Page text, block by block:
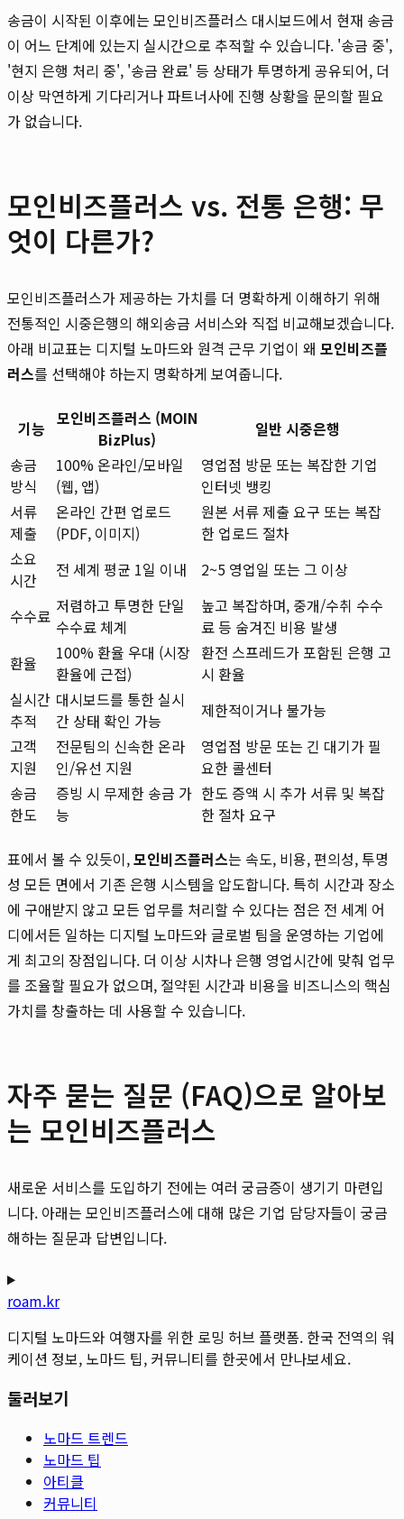
송금이 시작된 이후에는 모인비즈플러스 대시보드에서 현재 송금
이 어느 단계에 있는지 실시간으로 추적할 수 있습니다. '송금 중',
'현지 은행 처리 중', '송금 완료' 등 상태가 투명하게 공유되어, 더
이상 막연하게 기다리거나 파트너사에 진행 상황을 문의할 필요
가 없습니다.
모인비즈플러스 vs. 전통 은행: 무
엇이 다른가?
모인비즈플러스가 제공하는 가치를 더 명확하게 이해하기 위해
전통적인 시중은행의 해외송금 서비스와 직접 비교해보겠습니다.
아래 비교표는 디지털 노마드와 원격 근무 기업이 왜 모인비즈플
러스를 선택해야 하는지 명확하게 보여줍니다.
기능 모인비즈플러스 (MOIN
BizPlus)
일반 시중은행
송금
방식
100% 온라인/모바일
(웹, 앱)
영업점 방문 또는 복잡한 기업
인터넷 뱅킹
서류
제출
온라인 간편 업로드
(PDF, 이미지)
원본 서류 제출 요구 또는 복잡
한 업로드 절차
소요
시간
전 세계 평균 1일 이내 2~5 영업일 또는 그 이상
수수료 저렴하고 투명한 단일
수수료 체계
높고 복잡하며, 중개/수취 수수
료 등 숨겨진 비용 발생
환율
100% 환율 우대 (시장
환율에 근접)
환전 스프레드가 포함된 은행 고
시 환율
실시간
추적
대시보드를 통한 실시
간 상태 확인 가능
제한적이거나 불가능
고객
지원
전문팀의 신속한 온라
인/유선 지원
영업점 방문 또는 긴 대기가 필
요한 콜센터
송금
한도
증빙 시 무제한 송금 가
능
한도 증액 시 추가 서류 및 복잡
한 절차 요구
표에서 볼 수 있듯이,모인비즈플러스는 속도, 비용, 편의성, 투명
성 모든 면에서 기존 은행 시스템을 압도합니다. 특히 시간과 장소
에 구애받지 않고 모든 업무를 처리할 수 있다는 점은 전 세계 어
디에서든 일하는 디지털 노마드와 글로벌 팀을 운영하는 기업에
게 최고의 장점입니다. 더 이상 시차나 은행 영업시간에 맞춰 업무
를 조율할 필요가 없으며, 절약된 시간과 비용을 비즈니스의 핵심
가치를 창출하는 데 사용할 수 있습니다.
자주 묻는 질문 (FAQ)으로 알아보
는 모인비즈플러스
새로운 서비스를 도입하기 전에는 여러 궁금증이 생기기 마련입
니다. 아래는 모인비즈플러스에 대해 많은 기업 담당자들이 궁금
해하는 질문과 답변입니다.
roam.kr
디지털 노마드와 여행자를 위한 로밍 허브 플랫폼. 한국 전역의 워
케이션 정보, 노마드 팁, 커뮤니티를 한곳에서 만나보세요.
둘러보기
노마드 트렌드
노마드 팁
아티클
커뮤니티